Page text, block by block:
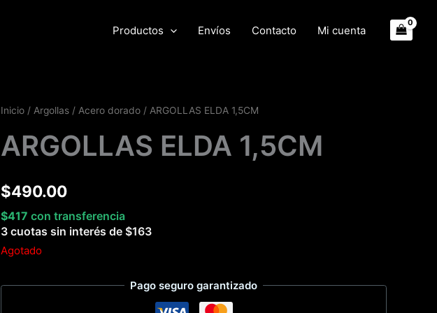
Productos Envíos Contacto Mi cuenta
Inicio / Argollas / Acero dorado / ARGOLLAS ELDA 1,5CM
ARGOLLAS ELDA 1,5CM
$490.00
$417 con transferencia
3 cuotas sin interés de $163
Agotado
Pago seguro garantizado